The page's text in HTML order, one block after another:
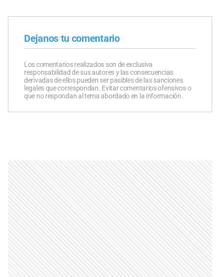
Dejanos tu comentario
Los comentarios realizados son de exclusiva
responsabilidad de sus autores y las consecuencias
derivadas de ellos pueden ser pasibles de las sanciones
legales que correspondan. Evitar comentarios ofensivos o
que no respondan al tema abordado en la información.